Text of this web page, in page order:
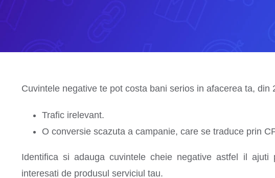
Cuvintele negative te pot costa bani serios in afacerea ta, din
Trafic irelevant.
O conversie scazuta a campanie, care se traduce prin
Identifica si adauga cuvintele cheie negative astfel il
interesati de produsul serviciul tau.